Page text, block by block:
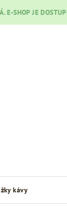
E-SHOP JE
kávy